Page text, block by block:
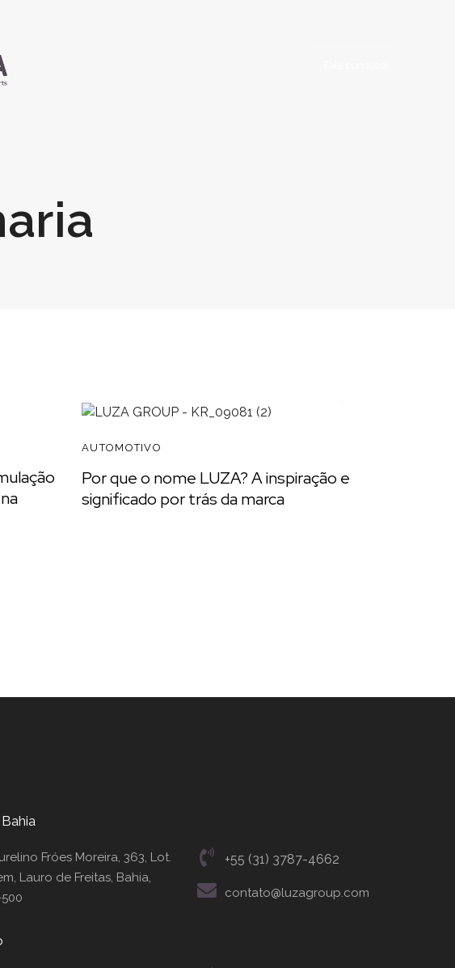
AUTOMOTIVO
Por que o nome LUZA? A inspiração e
significado por trás da marca
Fróes Moreira, 363, Lot.
Lauro de Freitas, Bahia,
+55 (31) 3787-4662
contato@luzagroup.com